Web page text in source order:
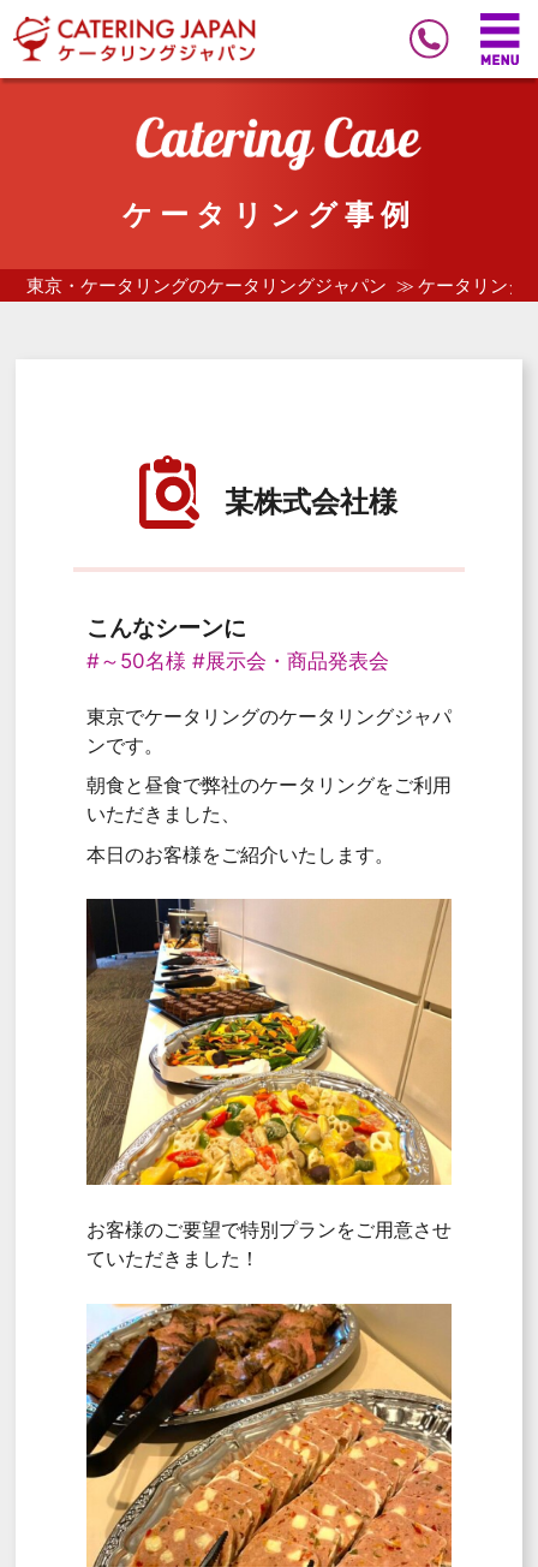
ケータリング事例
東京・ケータリングのケータリングジャパン ケータリング
某株式会社様
こんなシーンに
#～50名様 #展示会・商品発表会
東京でケータリングのケータリングジャパ
ンです。
朝食と昼食で弊社のケータリングをご利用
いただきました、
本日のお客様をご紹介いたします。
お客様のご要望で特別プランをご用意させ
ていただきました！